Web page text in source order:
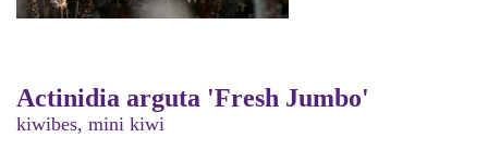
Actinidia arguta 'Fresh Jumbo'
kiwibes, mini kiwi